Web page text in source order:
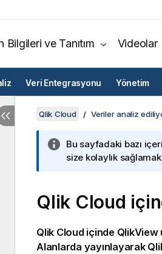
Bilgileri ve Tanıtım Videolar
Veri Entegrasyonu Yönetim
Qlik Cloud Veriler analiz
Bu sayfadaki bazı
size kolaylık
Qlik Cloud
Qlik Cloudiçinde QlikView
Alanlarda yayınlayarak